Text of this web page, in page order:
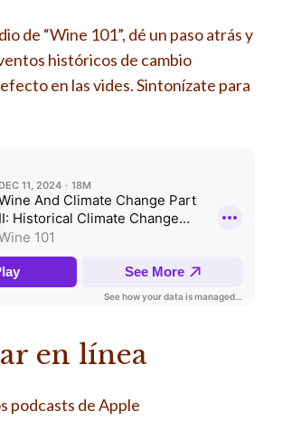
de “Wine 101”, dé un paso atrás y
históricos de cambio
en las vides. Sintonízate para
en línea
podcasts de Apple